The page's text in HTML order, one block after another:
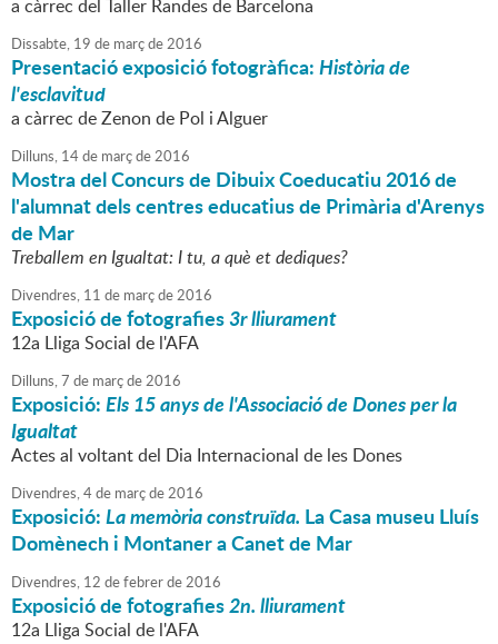
a càrrec del Taller Randes de Barcelona
Dissabte, 19 de marçde2016
Presentació exposició fotogràfica:Història de
l'esclavitud
a càrrec de Zenon de Pol i Alguer
Dilluns, 14de marçde2016
Mostra del Concurs de Dibuix Coeducatiu 2016 de
l'alumnat dels centres educatius de Primària d'Arenys
de Mar
Treballem en Igualtat: I tu, a què et dediques?
Divendres, 11 de marçde2016
Exposició de fotografies3r lliurament
12a Lliga Social de l'AFA
Dilluns,7 de marçde2016
Exposició:Els 15 anys de l'Associació de Dones per la
Igualtat
Actes al voltant del Dia Internacional de les Dones
Divendres,4de marçde2016
Exposició:La memòria construïda. La Casa museu Lluís
Domènech i Montaner a Canet de Mar
Divendres, 12 defebrerde2016
Exposició de fotografies2n. lliurament
12a Lliga Social de l'AFA